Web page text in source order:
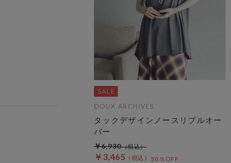
DOUX ARCHIVES
タックデザインノースリプルオー
バー
￥3,465 50％OFF
￥6,930